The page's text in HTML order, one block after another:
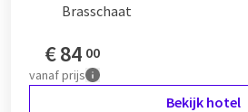
Brasschaat
€84 00
vanafprijs
Bekijk hotel